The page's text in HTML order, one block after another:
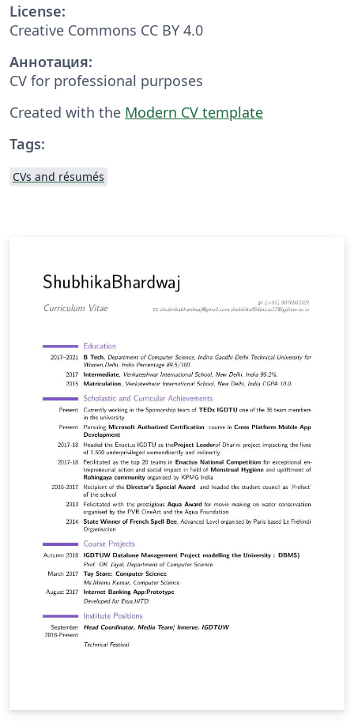
License:
Creative Commons CC BY 4.0
Аннотация:
CV for professional purposes
Created with the Modern CV template
Tags:
CVs and résumés